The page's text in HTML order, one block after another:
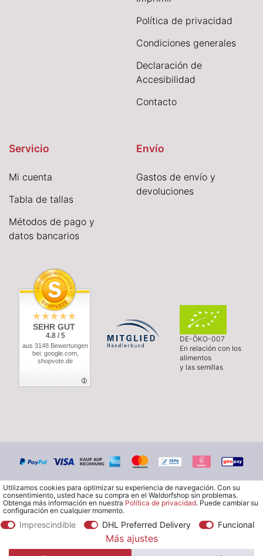
Política de privacidad
Condiciones generales
Declaración de
Accesibilidad
Contacto
Servicio
Mi cuenta
Tabla de tallas
Métodos de pago y
datos bancarios
Envío
Gastos de envío y
devoluciones
SEHR GUT
4.8 / 5
aus 3148 Bewertungen
bei: google.com,
shopvote.de
DE-ÖKO-007
En relación con los
alimentos
y las semillas
© Copyright 2026 Waldorfshop | Todos los derechos reservados.
Utilizamos cookies para optimizar su experiencia de navegación. Con su
consentimiento, usted hace su compra en el Waldorfshop sin problemas.
Obtenga más información en nuestra Política de privacidad. Puede cambiar su
configuración en cualquier momento.
Imprescindible DHL Preferred Delivery Funcional
Más ajustes